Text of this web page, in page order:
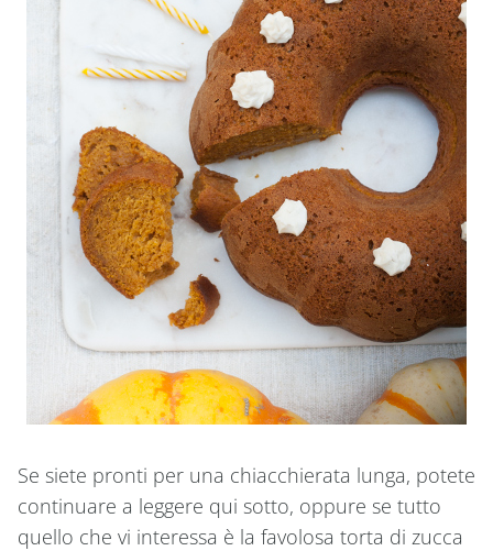
Se siete pronti per una chiacchierata lunga, potete
continuare a leggere qui sotto, oppure se tutto
quello che vi interessa è la favolosa torta di zucca